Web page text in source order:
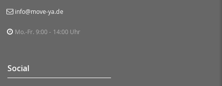
info@move-ya.de
Mo.-Fr. 9:00 - 14:00 Uhr
Social